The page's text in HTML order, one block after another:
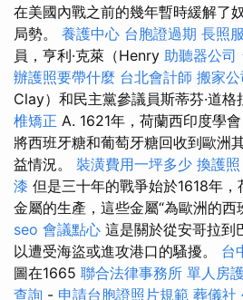
在美國內戰之前的幾年暫時緩解了
局勢。 養護中心 台胞證過期 長照
員，亨利·克萊（Henry 助聽器公司
辦護照要帶什麼 台北會計師 搬家
Clay）和民主黨參議員斯蒂芬·道
椎矯正 A. 1621年，荷蘭西印度學
將西班牙糖和葡萄牙糖回收到歐洲
益情況。 裝潢費用一坪多少 換護照
漆 但是三十年的戰爭始於1618年
金屬的生產，這些金屬“為歐洲的西
seo 會議點心 這是關於從安哥拉到
以遭受海盜或進攻港口的騷擾。 台
圖在1665 聯合法律事務所 單人房
查詢 - 申請台胞證照片規範 葬儀社